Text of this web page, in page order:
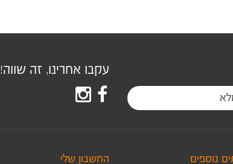
עקבו אחרינו, זה שווה!
החשבון שלי נוספים